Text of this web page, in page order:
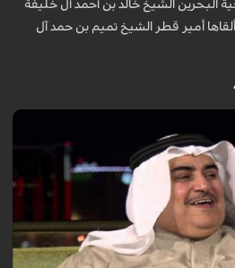
البحرين الشيخ خالد بن أحمد آل خليفة
أمير قطر الشيخ تميم بن حمد آل